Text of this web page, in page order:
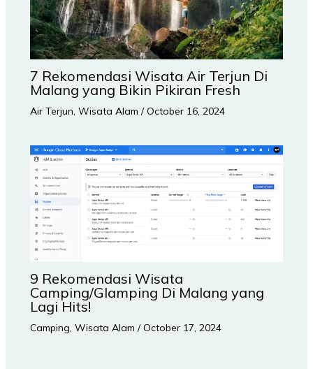
7 Rekomendasi Wisata Air Terjun Di
Malang yang Bikin Pikiran Fresh
Air Terjun, Wisata Alam /October 16, 2024
9 Rekomendasi Wisata
Camping/Glamping Di Malang yang
Lagi Hits!
Camping, Wisata Alam /October 17, 2024